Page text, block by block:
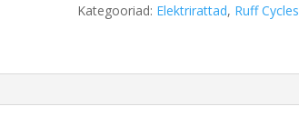
kogus
Kategooriad: Elektrirattad, Ruff Cycles